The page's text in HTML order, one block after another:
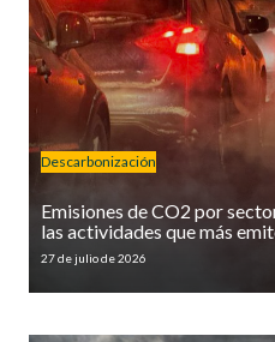
Descarbonización
Emisiones de CO2 por
las actividades que más
27 de julio de 2026